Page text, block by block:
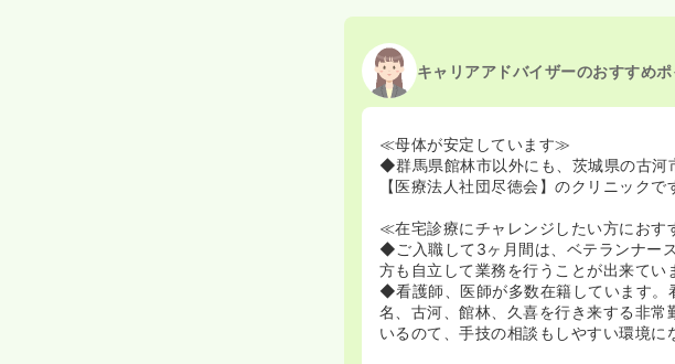
キャリアアドバイザーのおすすめポ
≪母体が安定しています≫
◆群馬県館林市以外にも、茨城県の古河
【医療法人社団尽徳会】のクリニックで
≪在宅診療にチャレンジしたい方にお
◆ご入職して3ヶ月間は、ベテランナー
方も自立して業務を行うことが出来てい
◆看護師、医師が多数在籍しています。
名、古河、館林、久喜を行き来する非
いるのて、手技の相談もしやすい環境に